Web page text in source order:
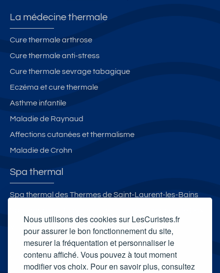
Nous utilisons des cookies sur LesCuristes.fr
pour assurer le bon fonctionnement du site,
mesurer la fréquentation et personnaliser le
contenu affiché. Vous pouvez à tout moment
modifier vos choix. Pour en savoir plus, consultez
La médecine thermale
Cure thermale arthrose
Cure thermale anti-stress
Cure thermale sevrage tabagique
Eczéma et cure thermale
Asthme infantile
Maladie de Raynaud
Affections cutanées et thermalisme
Maladie de Crohn
Spa thermal
Spa thermal des Thermes de Saint-Laurent-les-Bains
L'Institut de Morsbronn-les-Bains
Carte cadeau spa Vichy